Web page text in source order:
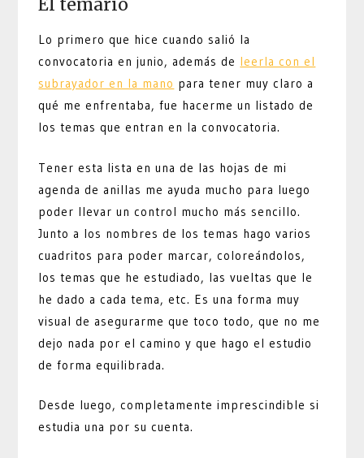
El temario
Lo primero que hice cuando salió la
convocatoria en junio, además de leerla con el
subrayador en la mano para tener muy claro a
qué me enfrentaba, fue hacerme un listado de
los temas que entran en la convocatoria.
Tener esta lista en una de las hojas de mi
agenda de anillas me ayuda mucho para luego
poder llevar un control mucho más sencillo.
Junto a los nombres de los temas hago varios
cuadritos para poder marcar, coloreándolos,
los temas que he estudiado, las vueltas que le
he dado a cada tema, etc. Es una forma muy
visual de asegurarme que toco todo, que no me
dejo nada por el camino y que hago el estudio
de forma equilibrada.
Desde luego, completamente imprescindible si
estudia una por su cuenta.